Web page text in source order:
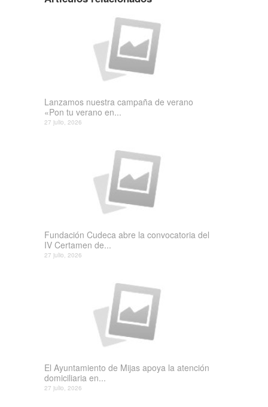
Lanzamos nuestra campaña de verano
«Pon tu verano en...
27 julio, 2026
Fundación Cudeca abre la convocatoria del
IV Certamen de...
27 julio, 2026
El Ayuntamiento de Mijas apoya la atención
domiciliaria en...
27 julio, 2026